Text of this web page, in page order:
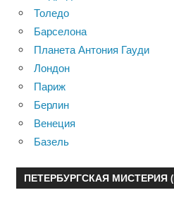
Толедо
Барселона
Планета Антония Гауди
Лондон
Париж
Берлин
Венеция
Базель
ПЕТЕРБУРГСКАЯ МИСТЕРИЯ